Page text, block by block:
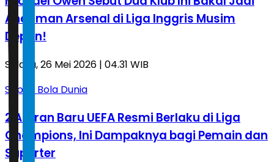
Ancaman Arsenal di Liga Inggris Musim
Depan!
Selasa, 26 Mei 2026 | 04.31 WIB
Sepak Bola Dunia
2 Aturan Baru UEFA Resmi Berlaku di Liga
Champions, Ini Dampaknya bagi Pemain dan
Suporter